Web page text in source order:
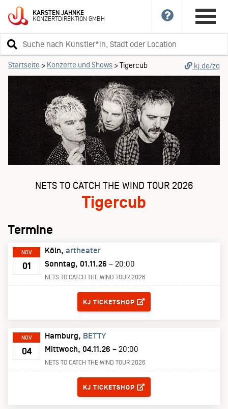
KARSTENJAHNKE
KONZERTDIREKTIONGMBH
Suchbegriff
eingeben
Startseite > Konzerte und Shows >Tigercub kj.de/zq
NETS TO CATCH THE WIND TOUR 2026
Tigercub
Termine
NOV
01
Köln artheater
Sonntag, 01.11.26 – 20:00
NETS TO CATCH THE WIND TOUR 2026
TICKETS
KJ TICKETSHOP
NOV
04
Hamburg
BETTY
Mittwoch, 04.11.26 – 20:00
NETS TO CATCH THE WIND TOUR 2026
TICKETS
KJ TICKETSHOP